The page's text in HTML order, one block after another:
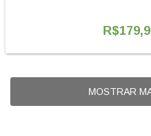
MOSTRAR